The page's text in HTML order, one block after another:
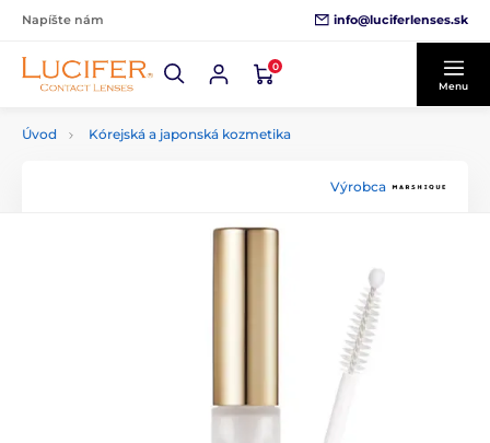
Napíšte nám info@luciferlenses.sk
0
Menu
Úvod Kórejská a japonská kozmetika
Výrobca